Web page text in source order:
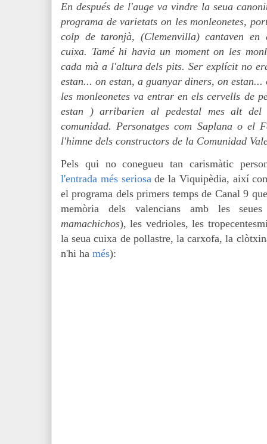
En después de l'auge va vindre la seua
programa de varietats on les monleonetes,
colp de taronjà, (Clemenvilla) cantaven en
cuixa. Tamé hi havia un moment on les
cada mà a l'altura dels pits. Ser explícit no
estan... on estan, a guanyar diners, on
les monleonetes va entrar en els cervells de
estan ) arribarien al pedestal mes alt del
comunidad. Personatges com Saplana o el
l'himne dels constructors de la Comunidad
Pels qui no conegueu tan carismàtic
l'entrada més seriosade la Viquipèdia, així
el programa dels primers temps de Canal 9
memòria dels valencians amb les
mamachichos), les vedrioles, les
la seua cuixa de pollastre, la carxofa, la
n'hi ha més):